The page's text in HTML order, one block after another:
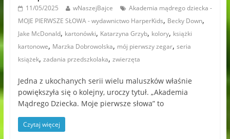
11/05/2025 wNaszejBajce
Akademia mądrego dziecka -
MOJE PIERWSZE SŁOWA - wydawnictwo HarperKids, Becky Down,
Jake McDonald, kartonówki, Katarzyna Grzyb, kolory, książki
kartonowe, Marzka Dobrowolska, mój pierwszy zegar, seria
książek, zadania przedszkolaka, zwierzęta
Jedna z ukochanych serii wielu maluszków właśnie
powiększyła się o kolejny, uroczy tytuł. „Akademia
Mądrego Dziecka. Moje pierwsze słowa” to
Czytaj więcej